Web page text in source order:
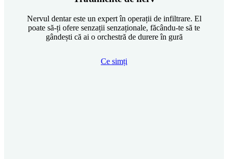
Nervul dentar este un expert în operații de infiltrare. El
poate să-ți ofere senzații senzaționale, făcându-te să te
gândești că ai o orchestră de durere în gură
Ce simți